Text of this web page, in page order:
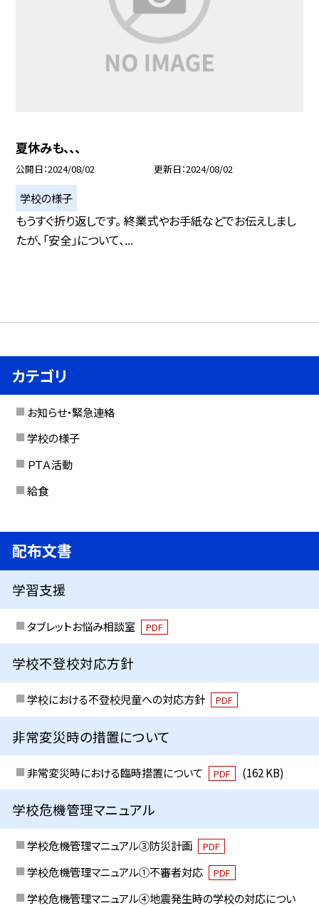
夏休みも、、、
公開日 2024/08/02 更新日 2024/08/02
学校の様子
もうすぐ折り返しです。 終業式やお手紙などでお伝えしまし
たが、「安全」について、...
カテゴリ
お知らせ・緊急連絡
学校の様子
ＰＴＡ活動
給食
配布文書
学習支援
タブレットお悩み相談室 PDF
学校不登校対応方針
学校における不登校児童への対応方針 PDF
非常変災時の措置について
非常変災時における臨時措置について PDF (162 KB)
学校危機管理マニュアル
学校危機管理マニュアル③防災計画 PDF
学校危機管理マニュアル①不審者対応 PDF
学校危機管理マニュアル④地震発生時の学校の対応につい